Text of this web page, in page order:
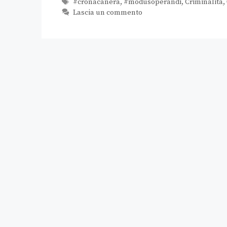
#cronacanera, #modusoperandi, Criminalità,
Lascia un commento